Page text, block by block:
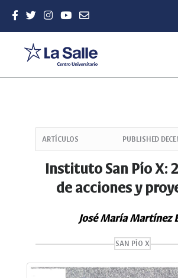
ARTÍCULOS PUBLISHED
Instituto San Pío X:
de acciones y
José María Martínez
SAN PÍO X